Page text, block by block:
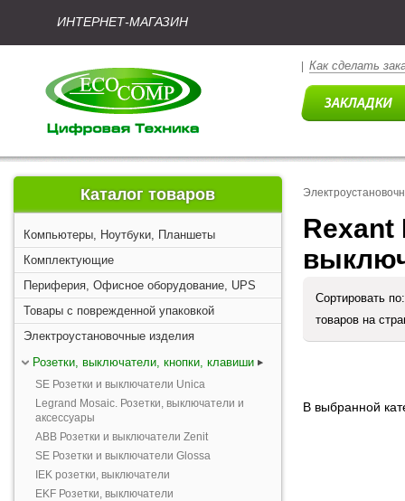
ИНТЕРНЕТ-МАГАЗИН
Как сделать
Каталог товаров
Компьютеры, Ноутбуки, Планшеты
Комплектующие
Периферия, Офисное оборудование, UPS
Товары с поврежденной упаковкой
Электроустановочные изделия
Розетки, выключатели, кнопки, клавиши
SE Розетки и выключатели Unica
Legrand Mosaic. Розетки, выключатели и
аксессуары
ABB Розетки и выключатели Zenit
SE Розетки и выключатели Glossa
IEK розетки, выключатели
EKF Розетки, выключатели
Сортировать
товаров на
В выбранной